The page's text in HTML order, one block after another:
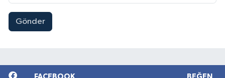
Gönder